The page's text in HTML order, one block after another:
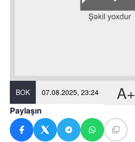
BOK 07.08.2025, 23:24 A+
Paylaşın